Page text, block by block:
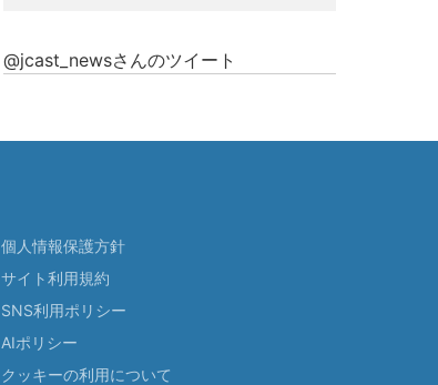
@jcast_newsさんのツイート
個人情報保護方針
サイト利用規約
SNS利用ポリシー
AIポリシー
クッキーの利用について